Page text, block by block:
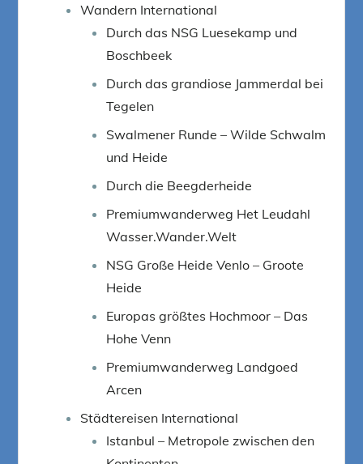
Wandern International
Durch das NSG Luesekamp und
Boschbeek
Durch das grandiose Jammerdal bei
Tegelen
Swalmener Runde – Wilde Schwalm
und Heide
Durch die Beegderheide
Premiumwanderweg Het Leudahl
Wasser.Wander.Welt
NSG Große Heide Venlo – Groote
Heide
Europas größtes Hochmoor – Das
Hohe Venn
Premiumwanderweg Landgoed
Arcen
Städtereisen International
Istanbul – Metropole zwischen den